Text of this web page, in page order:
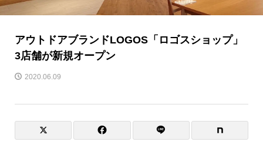
アウトドアブランドLOGOS「ロゴスショップ」
3店舗が新規オープン
2020.06.09